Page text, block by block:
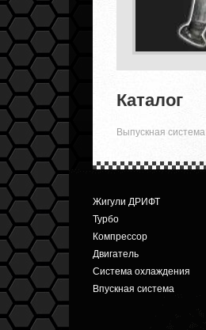
Каталог
Выпускная система
Жигули ДРИФТ
Турбо
Компрессор
Двигатель
Система охлаждения
Впускная система